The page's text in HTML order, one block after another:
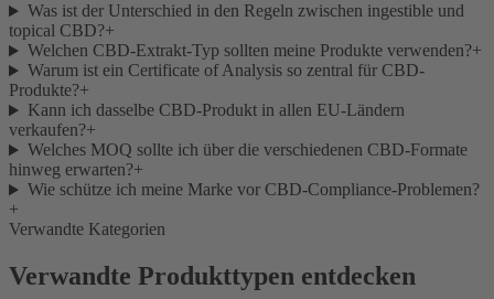
Was ist der Unterschied in den Regeln zwischen ingestible und
topical CBD?+
Welchen CBD-Extrakt-Typ sollten meine Produkte verwenden?+
Warum ist ein Certificate of Analysis so zentral für CBD-
Produkte?+
Kann ich dasselbe CBD-Produkt in allen EU-Ländern
verkaufen?+
Welches MOQ sollte ich über die verschiedenen CBD-Formate
hinweg erwarten?+
Wie schütze ich meine Marke vor CBD-Compliance-Problemen?
+
Verwandte Kategorien
Verwandte Produkttypen entdecken